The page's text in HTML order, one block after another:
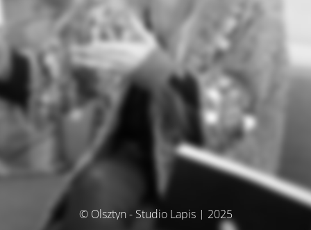
© Olsztyn - Studio Lapis | 2025